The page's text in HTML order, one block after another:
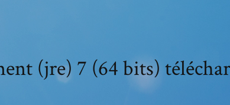
(jre) 7 (64 bits)